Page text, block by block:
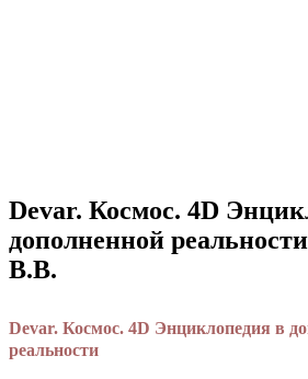
Devar. Космос. 4D
дополненной
В.В.
Devar. Космос. 4D Энциклопедия в
реальности